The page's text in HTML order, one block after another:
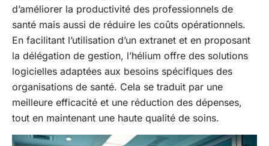
d’améliorer la productivité des professionnels de
santé mais aussi de réduire les coûts opérationnels.
En facilitant l’utilisation d’un extranet et en proposant
la délégation de gestion, l’hélium offre des solutions
logicielles adaptées aux besoins spécifiques des
organisations de santé. Cela se traduit par une
meilleure efficacité et une réduction des dépenses,
tout en maintenant une haute qualité de soins.